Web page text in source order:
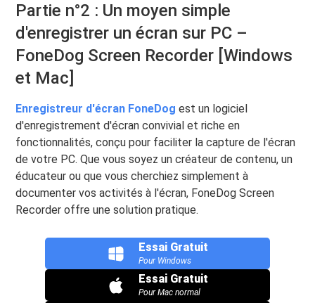
Partie n°2 : Un moyen simple
d'enregistrer un écran sur PC –
FoneDog Screen Recorder [Windows
et Mac]
Enregistreur d'écran FoneDog est un logiciel
d'enregistrement d'écran convivial et riche en
fonctionnalités, conçu pour faciliter la capture de l'écran
de votre PC. Que vous soyez un créateur de contenu, un
éducateur ou que vous cherchiez simplement à
documenter vos activités à l'écran, FoneDog Screen
Recorder offre une solution pratique.
Essai Gratuit
Pour Windows
Essai Gratuit
Pour Mac normal